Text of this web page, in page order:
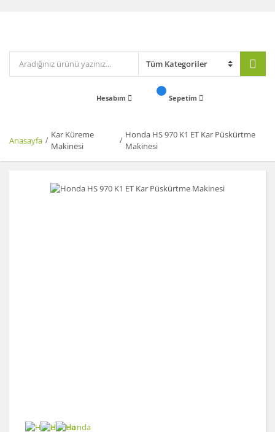
Hesabım Sepetim
Anasayfa
Kar Küreme
Makinesi
Honda HS 970 K1 ET Kar Püskürtme
Makinesi